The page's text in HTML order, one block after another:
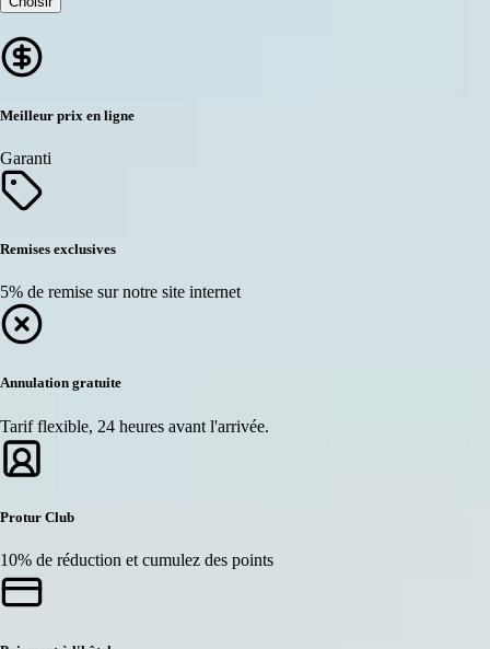
Meilleur prix en ligne
Garanti
Remises exclusives
5% de remise sur notre site internet
Annulation gratuite
Tarif flexible, 24 heures avant l'arrivée.
Protur Club
10% de réduction et cumulez des points